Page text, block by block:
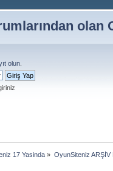
olan
olun
17 Yasinda » OyunSiteniz ARŞİV